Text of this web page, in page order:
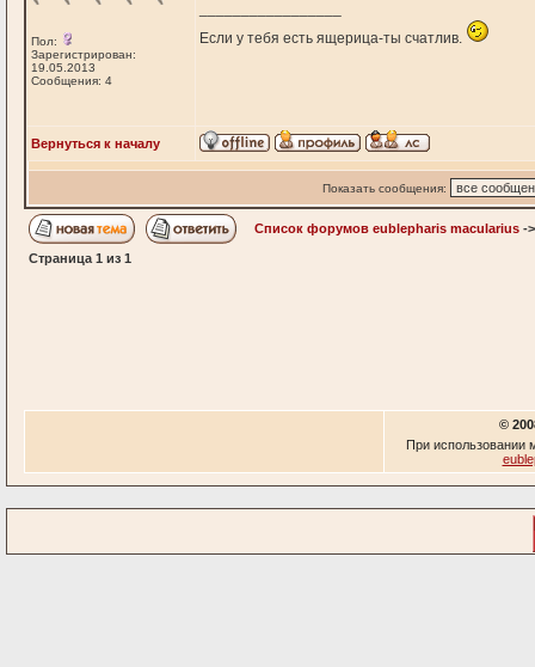
Пол:
Зарегистрирован:
19.05.2013
Сообщения: 4
Если у тебя есть ящерица-ты счатлив.
Вернуться к началу
Показать сообщения:
Список форумов eublepharis macularius -
Страница 1 из 1
©
При использовании